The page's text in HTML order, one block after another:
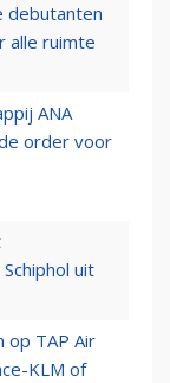
debutanten
alle ruimte
ANA
order voor
uit
op TAP Air
KLM of